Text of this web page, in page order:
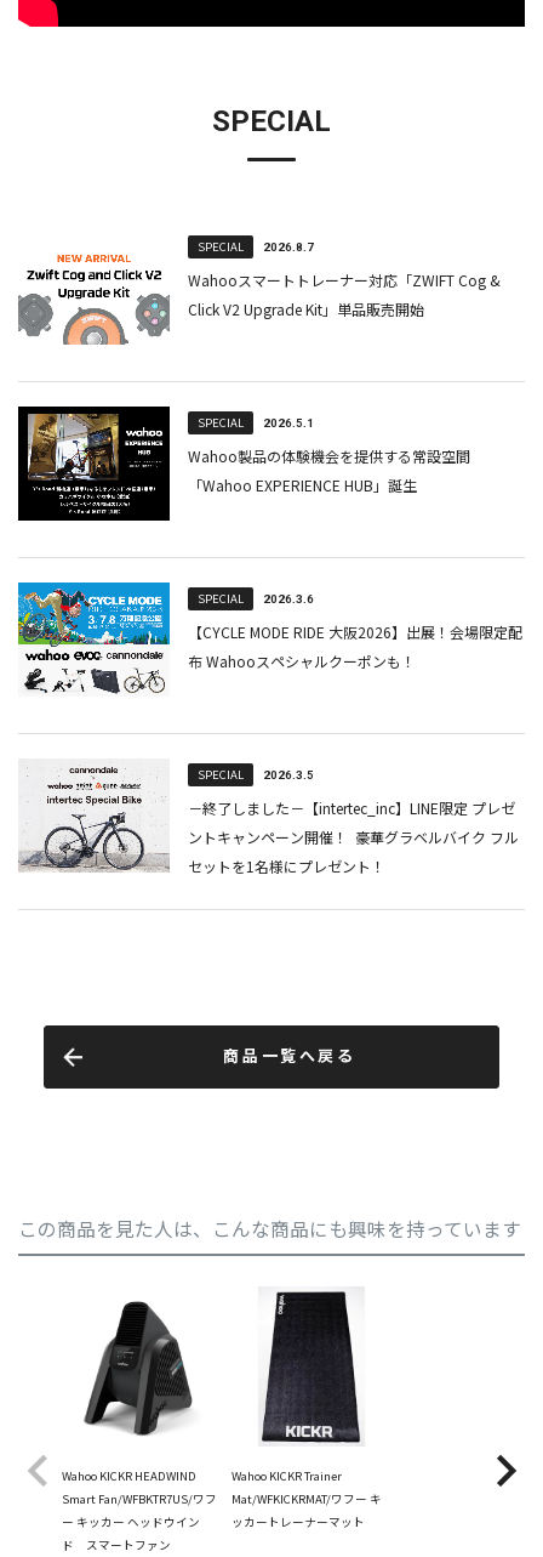
SPECIAL
商品一覧へ戻る
この商品を見た人は、こんな商品にも興味を持っています
Wahoo KICKR HEADWIND
Smart Fan/WFBKTR7US/ワフ
ー キッカー ヘッドウイン
ド スマートファン
Wahoo KICKR Trainer
Mat/WFKICKRMAT/ワフー キ
ッカートレーナーマット